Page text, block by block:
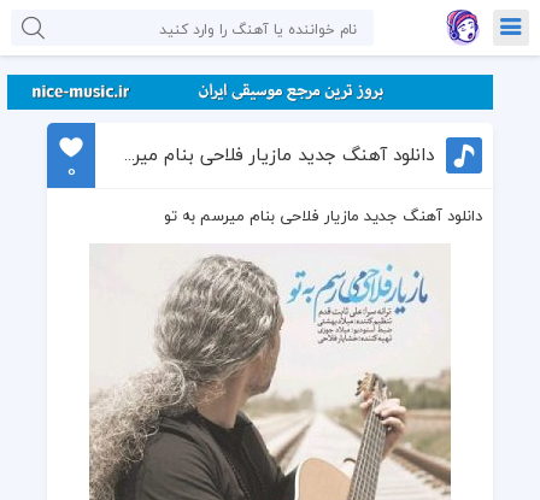
دانلود آهنگ جدید مازیار فلاحی بنام میرسم به تو
0
دانلود آهنگ جدید مازیار فلاحی بنام میرسم به تو